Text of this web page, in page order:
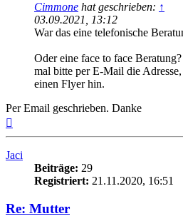
Cimmone hat geschrieben: ↑
03.09.2021, 13:12
War das eine telefonische
Oder eine face to face
mal bitte per E-Mail die
einen Flyer hin.
Per Email geschrieben. Danke
Jaci
Beiträge: 29
Registriert: 21.11.2020, 16:51
Re: Mutter